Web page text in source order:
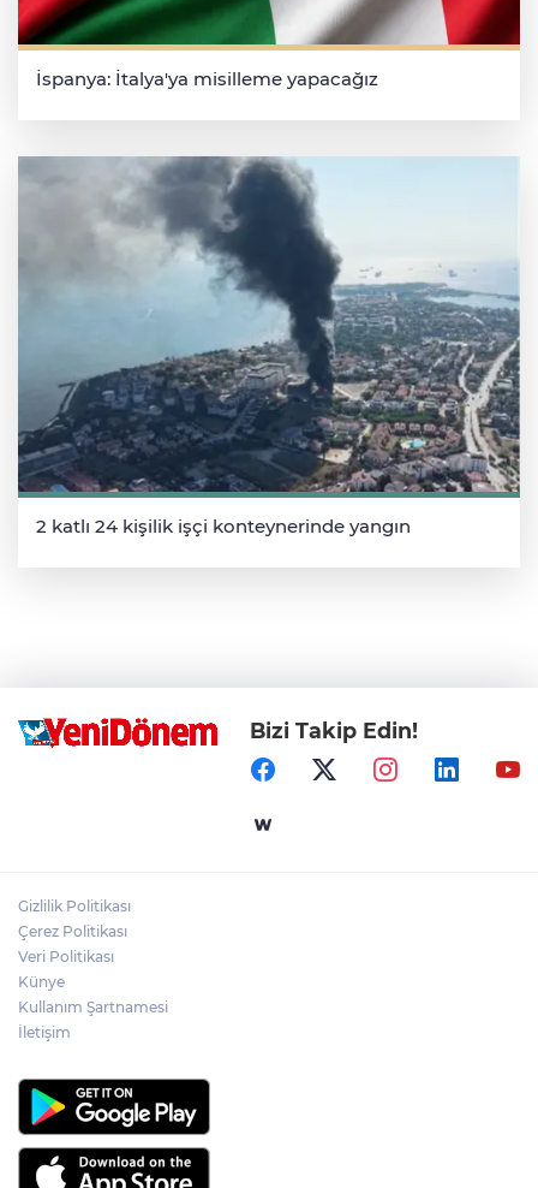
İspanya: İtalya'ya misilleme yapacağız
2 katlı 24 kişilik işçi konteynerinde yangın
Bizi Takip Edin!
Gizlilik Politikası
Çerez Politikası
Veri Politikası
Künye
Kullanım Şartnamesi
İletişim